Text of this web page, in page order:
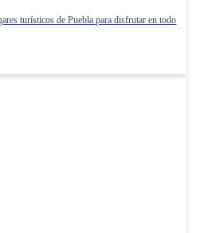
turísticos de Puebla para disfrutar en todo